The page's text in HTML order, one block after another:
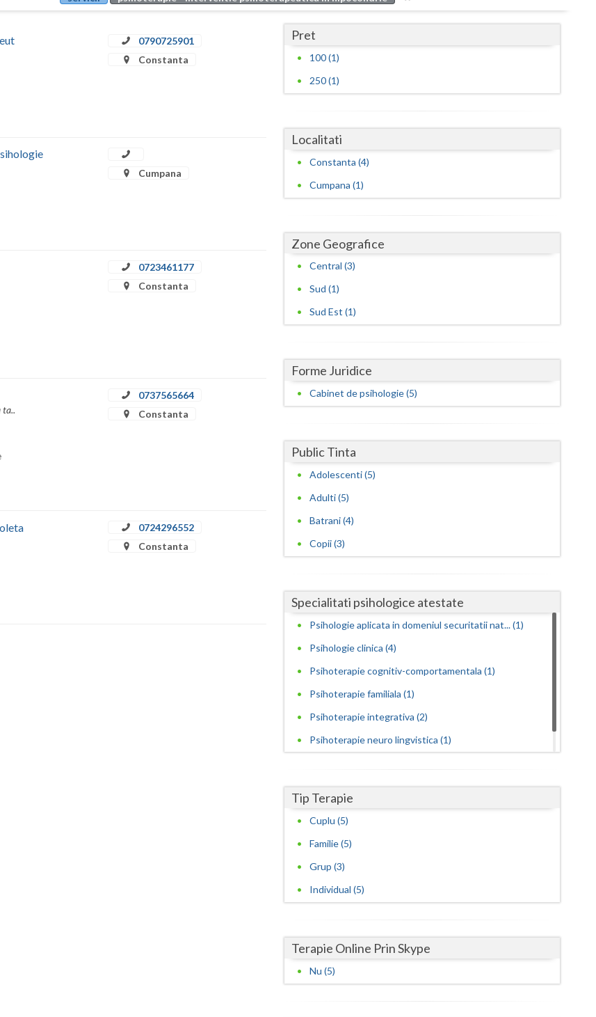
Buzau
Cluj
Galati
Iasi
Prahova
Salaj
Satu-Mare
Sibiu
Tulcea
0790725901
Constanta
Cumpana
0723461177
Constanta
ta..
0737565664
Constanta
0724296552
Constanta
Pret
100 (1)
250 (1)
Localitati
Constanta (4)
Cumpana (1)
Zone Geografice
Central (3)
Sud (1)
Sud Est (1)
Forme Juridice
Cabinet de psihologie (5)
Public Tinta
Adolescenti (5)
Adulti (5)
Batrani (4)
Copii (3)
Specialitati psihologice atestate
Psihologie aplicata in domeniul securitatii nat... (1)
Psihologie clinica (4)
Psihoterapie cognitiv-comportamentala (1)
Psihoterapie familiala (1)
Psihoterapie integrativa (2)
Psihoterapie neuro lingvistica (1)
Tip Terapie
Cuplu (5)
Familie (5)
Grup (3)
Individual (5)
Terapie Online Prin Skype
Nu (5)